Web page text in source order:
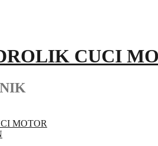
CUCI
MOTOR